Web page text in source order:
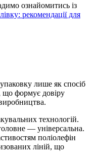
ознайомитись із
рекомендації для
лише як спосіб
що формує довіру
технологій.
— універсальна.
поліолефін
ліній, що